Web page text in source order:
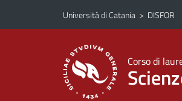
Vai al contenuto principale
Vai al menu di navigazione
Università di Catania > DISFOR
Corso di